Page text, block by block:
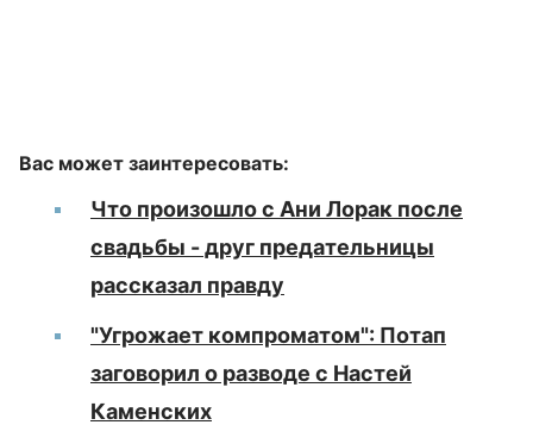
Вас может заинтересовать:
Что произошло с Ани Лорак после
свадьбы - друг предательницы
рассказал правду
"Угрожает компроматом": Потап
заговорил о разводе с Настей
Каменских